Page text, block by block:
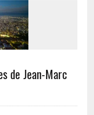
de Jean-Marc